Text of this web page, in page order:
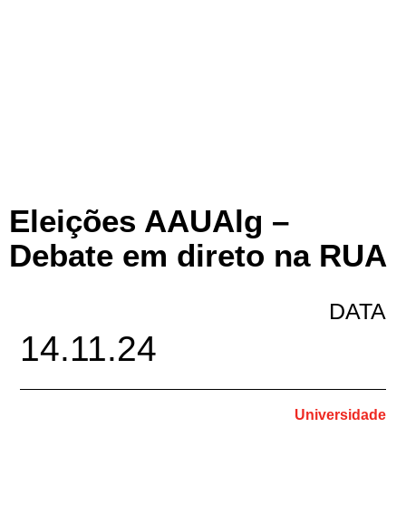
Eleições AAUAlg –
Debate em direto na RUA
DATA
14.11.24
Universidade